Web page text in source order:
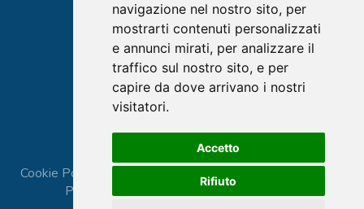
navigazione nel nostro sito, per
mostrarti contenuti personalizzati
e annunci mirati, per analizzare il
traffico sul nostro sito, e per
capire da dove arrivano i nostri
visitatori.
Accetto
Rifiuto
Cookie Policy | Termini e Condizioni
Prenota consulenza
Preferenze Cookie